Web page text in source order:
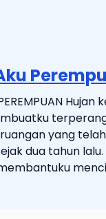
Hujan
yang telah
dua tahun